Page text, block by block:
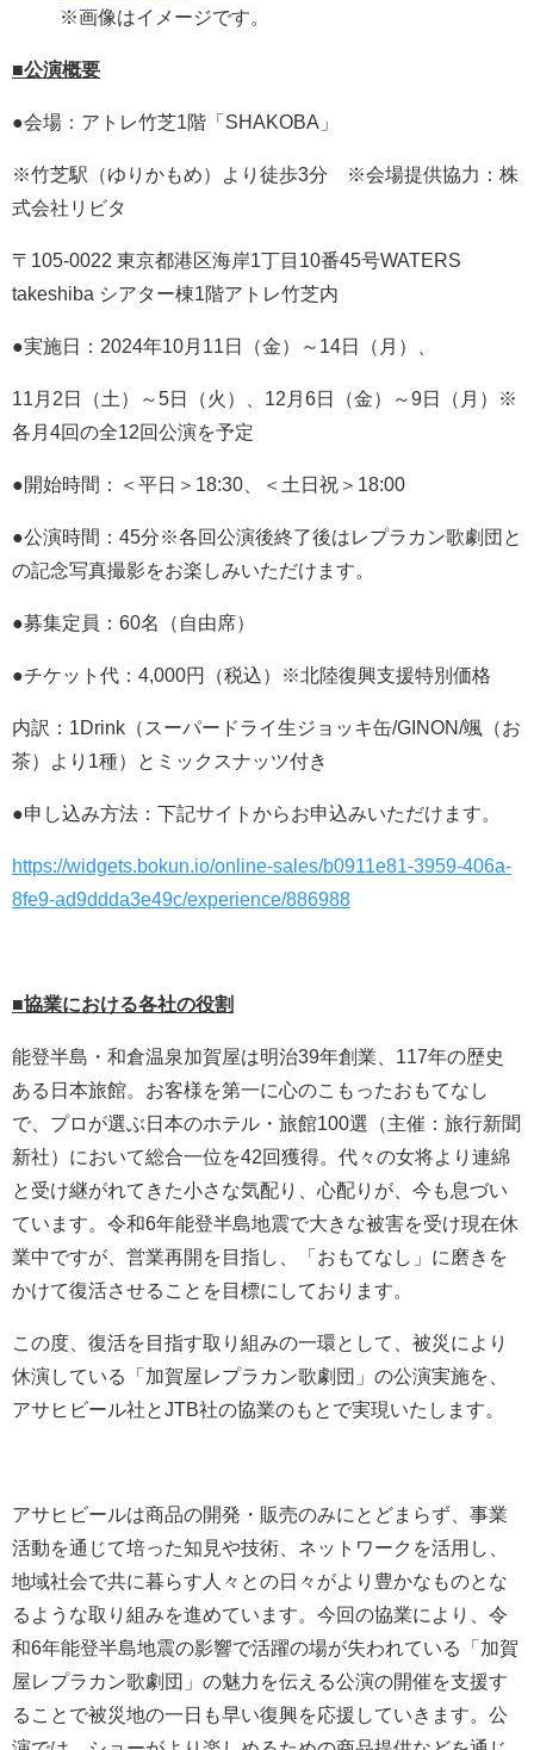
※画像はイメージです。
■公演概要
●会場：アトレ竹芝1階「SHAKOBA」
※竹芝駅（ゆりかもめ）より徒歩3分 ※会場提供協力：株
式会社リビタ
〒105-0022 東京都港区海岸1丁目10番45号WATERS
takeshiba シアター棟1階アトレ竹芝内
●実施日：2024年10月11日（金）～14日（月）、
11月2日（土）～5日（火）、​12月6日（金）～9日（月）※
各月4回の全12回公演​を予定
●開始時間：＜平日＞18:30、＜土日祝＞18:00
●公演時間：45分※各回公演後終了後はレプラカン歌劇団と
の記念写真撮影をお楽しみいただけます。
●募集定員：60名（自由席）​
●チケット代：4,000円（税込）※北陸復興支援特別価格
内訳：1Drink（スーパードライ生ジョッキ缶/GINON/颯（お
茶）より1種）とミックスナッツ付き
●申し込み方法：下記サイトからお申込みいただけます。
https://widgets.bokun.io/online-sales/b0911e81-3959-406a-
8fe9-ad9ddda3e49c/experience/886988
■協業における各社の役割
能登半島・和倉温泉加賀屋は明治39年創業、117年の歴史
ある日本旅館。お客様を第一に心のこもったおもてなし
で、プロが選ぶ日本のホテル・旅館100選（主催：旅行新聞
新社）において総合一位を42回獲得。代々の女将より連綿
と受け継がれてきた小さな気配り、心配りが、今も息づい
ています。令和6年能登半島地震で大きな被害を受け現在休
業中ですが、営業再開を目指し、「おもてなし」に磨きを
かけて復活させることを目標にしております。
この度、復活を目指す取り組みの一環として、被災により
休演している「加賀屋レプラカン歌劇団」の公演実施を、
アサヒビール社とJTB社の協業のもとで実現いたします。
アサヒビールは商品の開発・販売のみにとどまらず、事業
活動を通じて培った知見や技術、ネットワークを活用し、
地域社会で共に暮らす人々との日々がより豊かなものとな
るような取り組みを進めています。今回の協業により、令
和6年能登半島地震の影響で活躍の場が失われている「加賀
屋レプラカン歌劇団」の魅力を伝える公演の開催を支援す
ることで被災地の一日も早い復興を応援していきます。公